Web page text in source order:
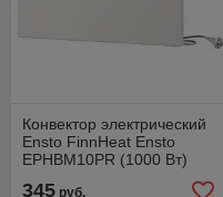
Конвектор электрический
Ensto FinnHeat Ensto
EPHBM10PR (1000 Вт)
345 руб.